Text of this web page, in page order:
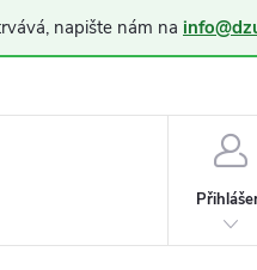
napište nám na